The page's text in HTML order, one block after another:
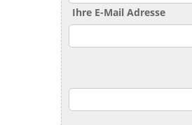
Ihre E-Mail Adresse